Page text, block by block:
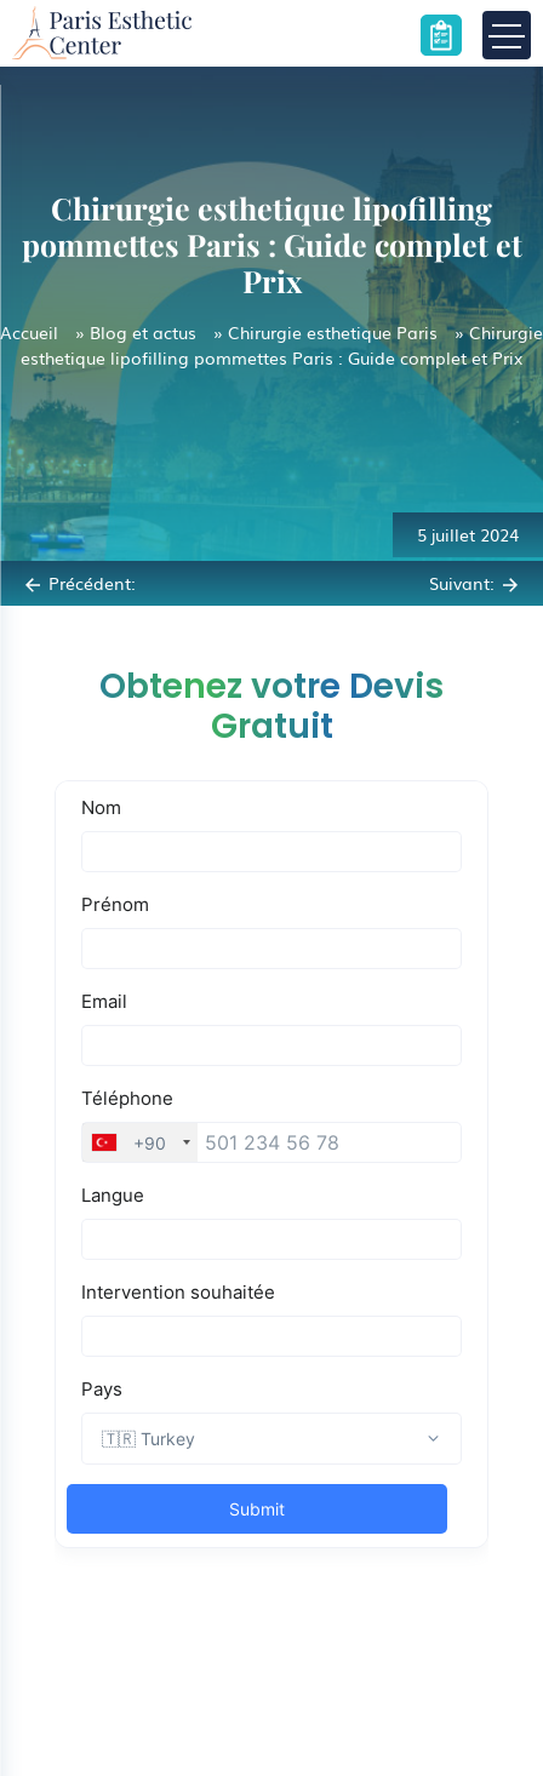
Skip
content
Chirurgie esthetique lipofilling
pommettes Paris : Guide complet et
Prix
Accueil » Blog et actus » Chirurgie esthetique Paris »Chirurgie
esthetique lipofilling pommettes Paris : Guide complet et Prix
5 juillet 2024
Navigation
de
l’article
Précédent: Suivant:
Obtenez votre Devis
Gratuit